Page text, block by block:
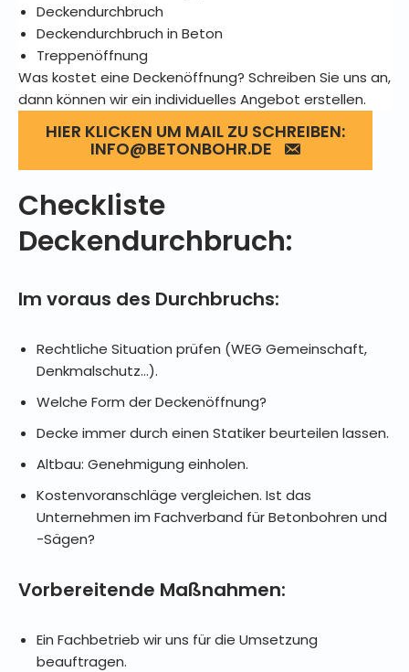
Deckendurchbruch
Deckendurchbruch in Beton
Treppenöffnung
Was kostet eine Deckenöffnung? Schreiben Sie uns an,
dann können wir ein individuelles Angebot erstellen.
HIER KLICKEN UM MAIL ZU SCHREIBEN:
INFO@BETONBOHR.DE
Checkliste
Deckendurchbruch:
Im voraus des Durchbruchs:
Rechtliche Situation prüfen (WEG Gemeinschaft,
Denkmalschutz…).
Welche Form der Deckenöffnung?
Decke immer durch einen Statiker beurteilen lassen.
Altbau: Genehmigung einholen.
Kostenvoranschläge vergleichen. Ist das
Unternehmen im Fachverband für Betonbohren und
-Sägen?
Vorbereitende Maßnahmen:
Ein Fachbetrieb wir uns für die Umsetzung
beauftragen.